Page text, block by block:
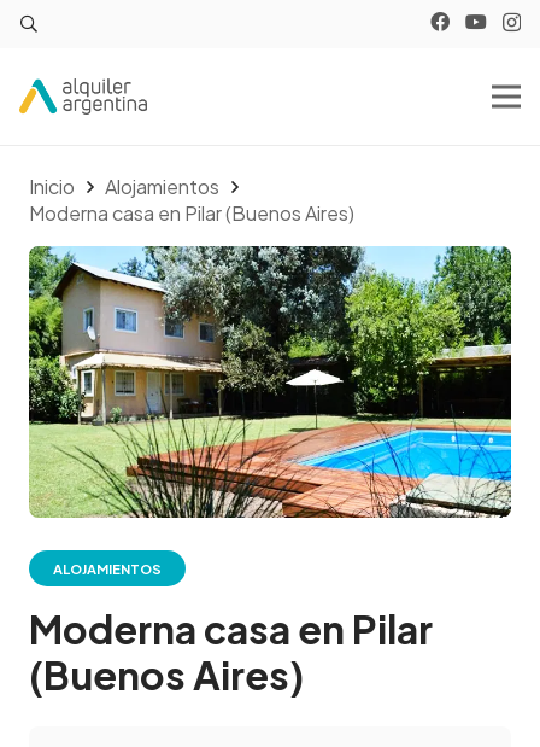
Inicio
Alojamientos
Moderna casa en Pilar (Buenos Aires)
ALOJAMIENTOS
Moderna casa en Pilar
(Buenos Aires)